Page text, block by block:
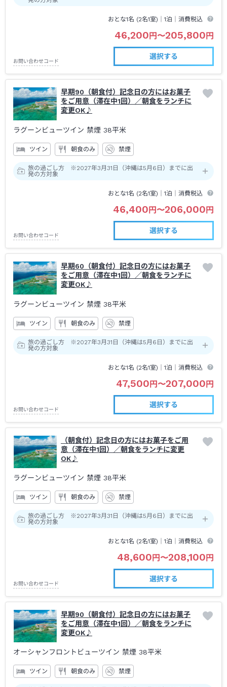
おとな1名 (2名1室)｜1泊 ｜消費税込
46,200円〜205,800円
お問い合わせコード
選択する
早期90（朝食付）記念日の方にはお菓子
をご用意（滞在中1回）／朝食をランチに
変更OK♪
ラグーンビューツイン 禁煙 38平米
ツイン 朝食のみ 禁煙
旅の過ごし方 ※2027年3月31日（沖縄は5月6日）までに出
発の方対象
おとな1名 (2名1室)｜1泊 ｜消費税込
46,400円〜206,000円
お問い合わせコード
選択する
早期60（朝食付）記念日の方にはお菓子
をご用意（滞在中1回）／朝食をランチに
変更OK♪
ラグーンビューツイン 禁煙 38平米
ツイン 朝食のみ 禁煙
旅の過ごし方 ※2027年3月31日（沖縄は5月6日）までに出
発の方対象
おとな1名 (2名1室)｜1泊 ｜消費税込
47,500円〜207,000円
お問い合わせコード
選択する
（朝食付）記念日の方にはお菓子をご用
意（滞在中1回）／朝食をランチに変更
OK♪
ラグーンビューツイン 禁煙 38平米
ツイン 朝食のみ 禁煙
旅の過ごし方 ※2027年3月31日（沖縄は5月6日）までに出
発の方対象
おとな1名 (2名1室)｜1泊 ｜消費税込
48,600 円 〜208,100 円
お問い合わせコード
選択する
早期90（朝食付）記念日の方にはお菓子
をご用意（滞在中1回）／朝食をランチに
変更OK♪
オーシャンフロントビューツイン 禁煙 38平米
ツイン 朝食のみ 禁煙